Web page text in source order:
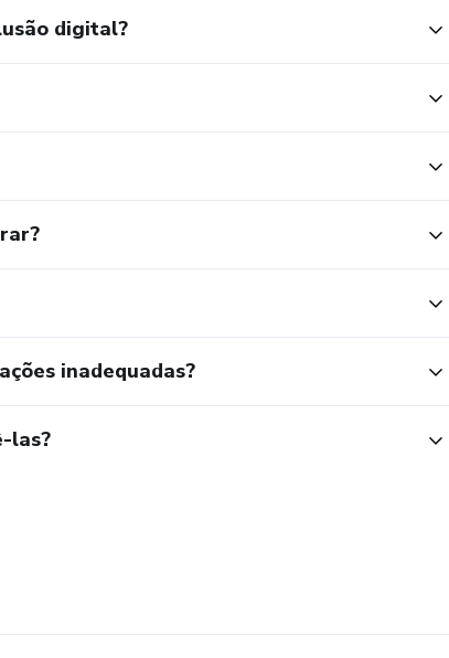
digital?
inadequadas?
las?